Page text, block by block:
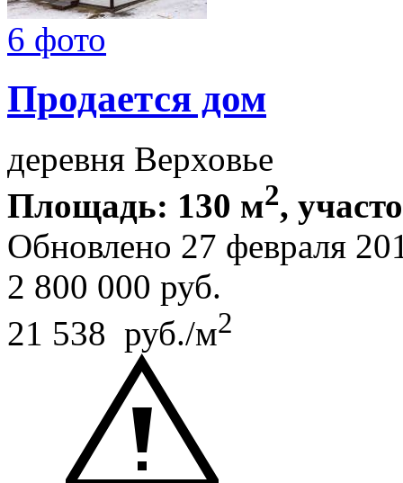
6 фото
Продается дом
деревня Верховье
Площадь: 130 м2,
Обновлено 27 февраля
2 800 000 руб.
21 538 руб./м2